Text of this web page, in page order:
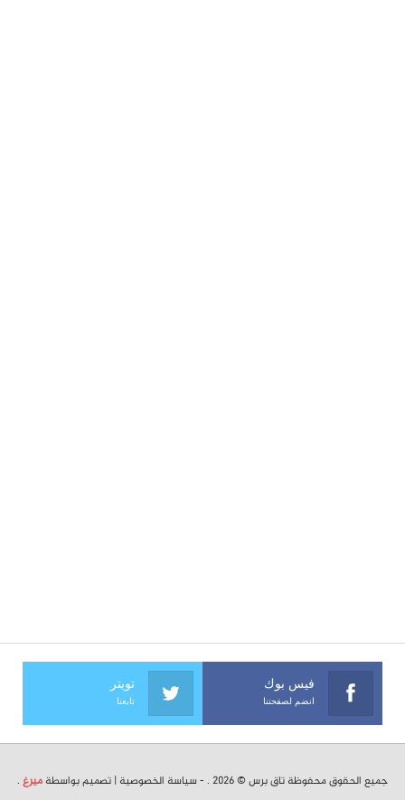
فيس بوك
انضم لصفحتنا
تويتر
تابعنا
جميع الحقوق محفوظة تاق برس © 2026 . - سياسة الخصوصية | تصميم بواسطة ميرغ .